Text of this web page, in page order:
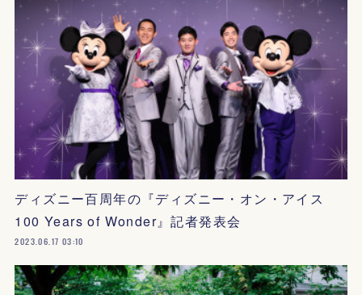
ディズニー百周年の『ディズニー・オン・アイス
100 Years of Wonder』記者発表会
2023.06.17 03:10